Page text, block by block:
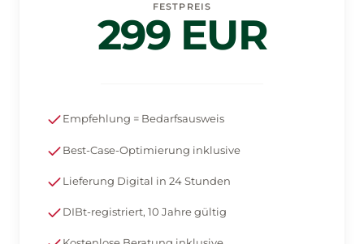
FESTPREIS
299 EUR
Empfehlung = Bedarfsausweis
Best-Case-Optimierung inklusive
Lieferung Digital in 24 Stunden
DIBt-registriert, 10 Jahre gültig